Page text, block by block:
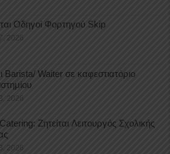
Οδηγοί Φορτηγού Skip
2026
Barista/ Waiter σε καφεστιατόριο
2026
Ζητείται Λειτουργός Σχολικής
2026